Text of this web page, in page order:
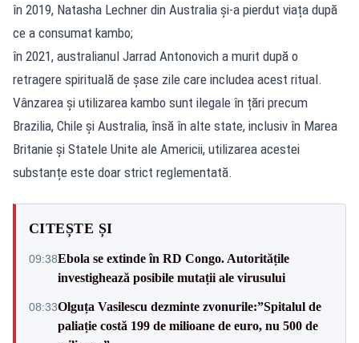
în 2019, Natasha Lechner din Australia și-a pierdut viața după
ce a consumat kambo;
în 2021, australianul Jarrad Antonovich a murit după o
retragere spirituală de șase zile care includea acest ritual.
Vânzarea și utilizarea kambo sunt ilegale în țări precum
Brazilia, Chile și Australia, însă în alte state, inclusiv în Marea
Britanie și Statele Unite ale Americii, utilizarea acestei
substanțe este doar strict reglementată.
CITEȘTE ȘI
09:38Ebola se extinde în RD Congo. Autoritățile
investighează posibile mutații ale virusului
08:33Olguța Vasilescu dezminte zvonurile:”Spitalul de
paliație costă 199 de milioane de euro, nu 500 de